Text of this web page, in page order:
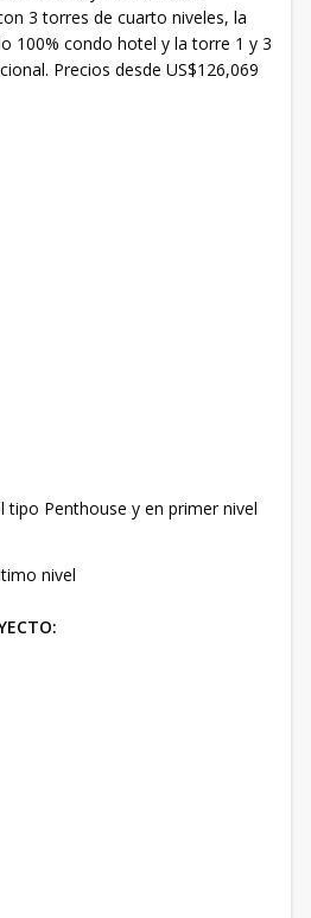
3 torres de cuarto niveles, la
100% condo hotel y la torre 1 y 3
Precios desde US$126,069
tipo Penthouse y en primer nivel
nivel